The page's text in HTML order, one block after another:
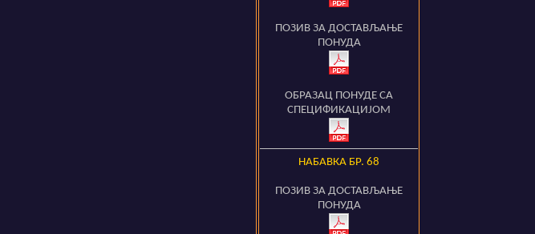
ПОЗИВ ЗА ДОСТАВЉАЊЕ
ПОНУДА
ОБРАЗАЦ ПОНУДЕ СА
СПЕЦИФИКАЦИЈОМ
НАБАВКА БР. 68
ПОЗИВ ЗА ДОСТАВЉАЊЕ
ПОНУДА